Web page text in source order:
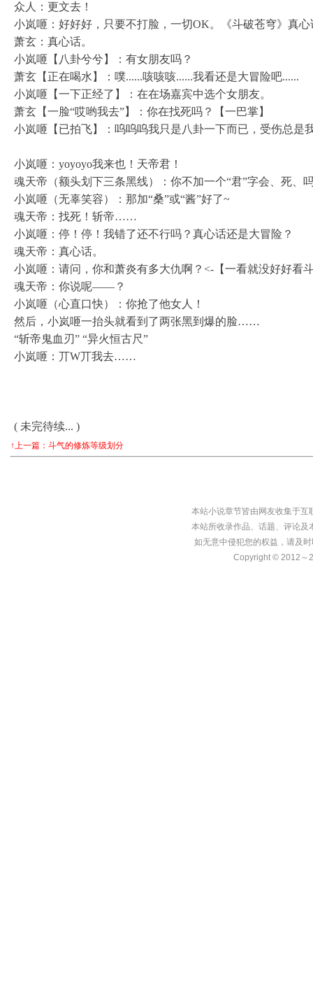
众人：更文去！
小岚咂：好好好，只要不打脸，一切OK。《斗破苍穹》真
萧玄：真心话。
小岚咂【八卦兮兮】：有女朋友吗？
萧玄【正在喝水】：噗......咳咳咳......我看还是大冒险吧......
小岚咂【一下正经了】：在在场嘉宾中选个女朋友。
萧玄【一脸“哎哟我去”】：你在找死吗？【一巴掌】
小岚咂【已拍飞】：呜呜呜我只是八卦一下而已，受伤总
小岚咂：yoyoyo我来也！天帝君！
魂天帝（额头划下三条黑线）：你不加一个“君”字会、死、
小岚咂（无辜笑容）：那加“桑”或“酱”好了~
魂天帝：找死！斩帝……
小岚咂：停！停！我错了还不行吗？真心话还是大冒险？
魂天帝：真心话。
小岚咂：请问，你和萧炎有多大仇啊？<-【一看就没好好看
魂天帝：你说呢——？
小岚咂（心直口快）：你抢了他女人！
然后，小岚咂一抬头就看到了两张黑到爆的脸……
“斩帝鬼血刃” “异火恒古尺”
小岚咂：丌W丌我去……
( 未完待续... )
↑上一篇：斗气的修炼等级划分
本站小说章节皆由网友收集于互
本站所收录作品、话题、评论及
如无意中侵犯您的权益，请及
Copyright © 2012～